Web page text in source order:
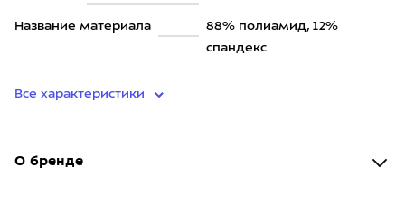
Название материала
88% полиамид, 12%
спандекс
Все характеристики
О бренде